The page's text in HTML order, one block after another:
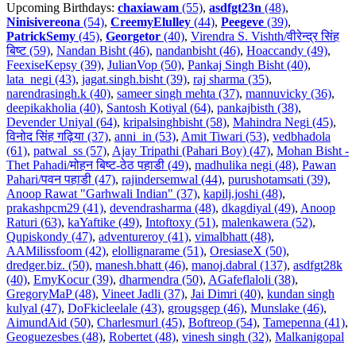
Upcoming Birthdays: chaxiawam (55), asdfgt23n (48),
Ninisivereona (54), CreemyElulley (44), Peegeve (39),
PatrickSemy (45), Georgetor (40), Virendra S. Vishth/वीरेन्द्र सिंह
बिष्ट (59), Nandan Bisht (46), nandanbisht (46), Hoaccandy (49),
FeexiseKepsy (39), JulianVop (50), Pankaj Singh Bisht (40),
lata_negi (43), jagat.singh.bisht (39), raj sharma (35),
narendrasingh.k (40), sameer singh mehta (37), mannuvicky (36),
deepikakholia (40), Santosh Kotiyal (64), pankajbisth (38),
Devender Uniyal (64), kripalsinghbisht (58), Mahindra Negi (45),
विनोद सिंह गढ़िया (37), anni_in (53), Amit Tiwari (53), vedbhadola
(61), patwal_ss (57), Ajay Tripathi (Pahari Boy) (47), Mohan Bisht -
Thet Pahadi/मोहन बिष्ट-ठेठ पहाडी (49), madhulika negi (48), Pawan
Pahari/पवन पहाडी (47), rajindersemwal (44), purushotamsati (39),
Anoop Rawat "Garhwali Indian" (37), kapilj.joshi (48),
prakashpcm29 (41), devendrasharma (48), dkagdiyal (49), Anoop
Raturi (63), kaYaftike (49), Intoftoxy (51), malenkawera (52),
Qupiskondy (47), adventureroy (41), vimalbhatt (48),
AAMilissfoom (42), elollignarame (51), OresiaseX (50),
dredger.biz. (50), manesh.bhatt (46), manoj.dabral (137), asdfgt28k
(40), EmyKocur (39), dharmendra (50), AGafeflaloli (38),
GregoryMaP (48), Vineet Jadli (37), Jai Dimri (40), kundan singh
kulyal (47), DoFkicleelale (43), grougsgep (46), Munslake (46),
AimundAid (50), Charlesmurl (45), Boftreop (54), Tamepenna (41),
Geoguezesbes (48), Robertet (48), vinesh singh (32), Malkanigopal